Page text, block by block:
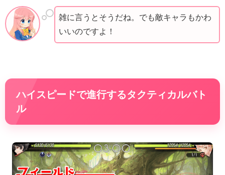
雑に言うとそうだね。でも敵キャラもかわ
いいのですよ！
ハイスピードで進行するタクティカルバト
ル